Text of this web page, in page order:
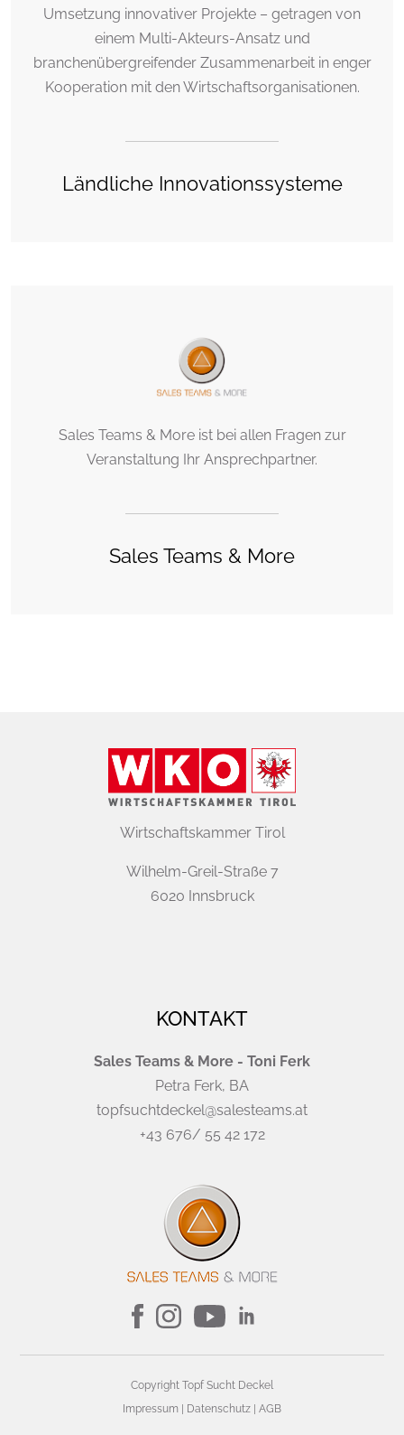
Umsetzung innovativer Projekte – getragen von
einem Multi-Akteurs-Ansatz und
branchenübergreifender Zusammenarbeit in enger
Kooperation mit den Wirtschaftsorganisationen.
Ländliche Innovationssysteme
Sales Teams & More ist bei allen Fragen zur
Veranstaltung Ihr Ansprechpartner.
Sales Teams & More
Wirtschaftskammer Tirol
Wilhelm-Greil-Straße 7
6020 Innsbruck
KONTAKT
Sales Teams & More - Toni Ferk
Petra Ferk, BA
topfsuchtdeckel@salesteams.at
+43 676/ 55 42 172
Copyright Topf Sucht Deckel
Impressum
Datenschutz AGB